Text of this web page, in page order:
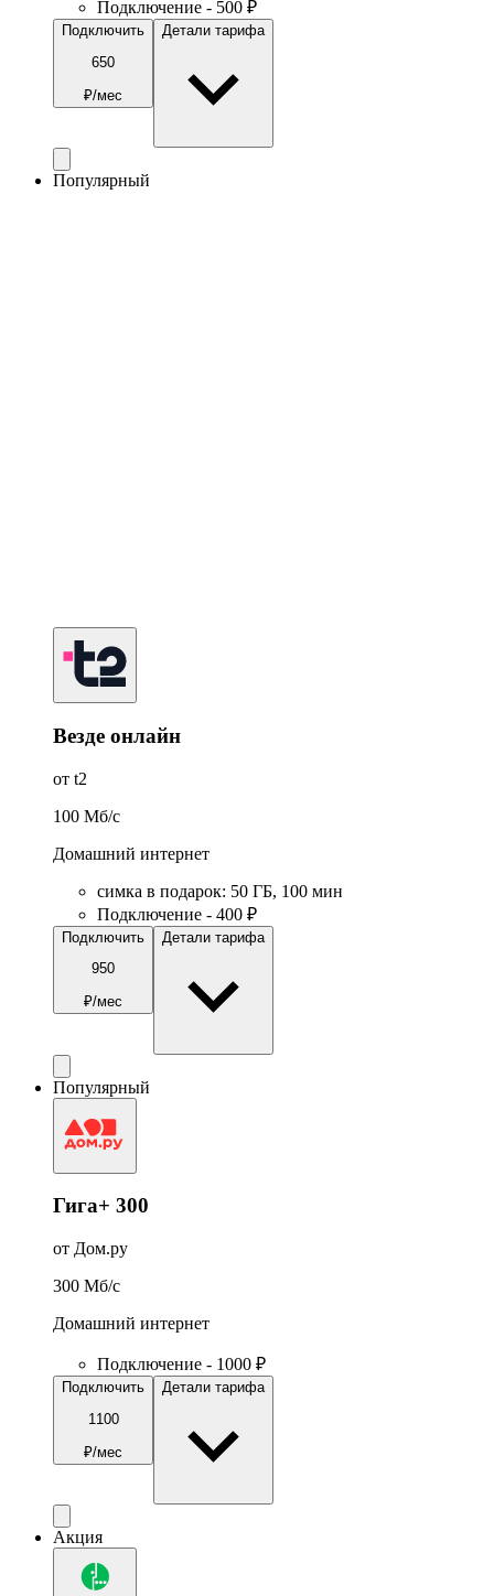
Подключение - 500 ₽
Подключить
650
₽/мес
Детали тарифа
Популярный
Везде онлайн
от t2
100 Мб/c
Домашний интернет
симка в подарок: 50 ГБ, 100 мин
Подключение - 400 ₽
Подключить
950
₽/мес
Детали тарифа
Популярный
Гига+ 300
от Дом.ру
300 Мб/c
Домашний интернет
Подключение - 1000 ₽
Подключить
1100
₽/мес
Детали тарифа
Акция